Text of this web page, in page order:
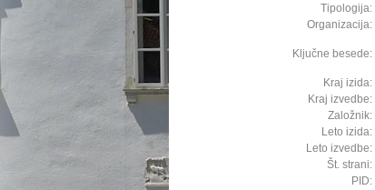
Tipologija:
Organizacija:
Ključne besede:
Kraj izida:
Kraj izvedbe:
Založnik:
Leto izida:
Leto izvedbe:
Št. strani:
PID: